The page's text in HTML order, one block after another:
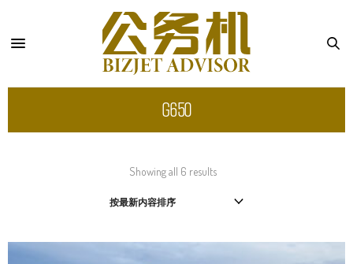
G650
Showing all 6 results